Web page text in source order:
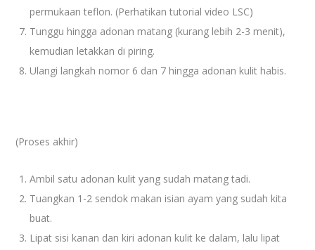
permukaan teflon. (Perhatikan tutorial video LSC)
Tunggu hingga adonan matang (kurang lebih 2-3 menit),
kemudian letakkan di piring.
Ulangi langkah nomor 6 dan 7 hingga adonan kulit habis.
(Proses akhir)
Ambil satu adonan kulit yang sudah matang tadi.
Tuangkan 1-2 sendok makan isian ayam yang sudah kita
buat.
Lipat sisi kanan dan kiri adonan kulit ke dalam, lalu lipat